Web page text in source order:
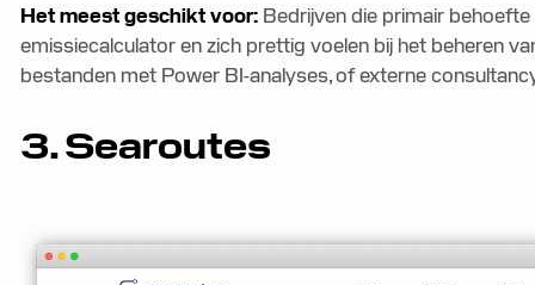
Het meest geschikt voor: Bedrijven die primair
emissiecalculator en zich prettig voelen bij het beheren
bestanden met Power BI-analyses, of externe
3. Searoutes